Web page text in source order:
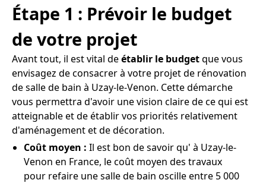
Étape 1 : Prévoir le budget
de votre projet
Avant tout, il est vital deétablir le budgetque vous
envisagez de consacrer à votre projet de rénovation
de salle de bain à Uzay-le-Venon. Cette démarche
vous permettra d'avoir une vision claire de ce qui est
atteignable et de établir vos priorités relativement
d'aménagement et de décoration.
Coût moyen : Il est bon de savoir qu' à Uzay-le-
Venon en France, le coût moyen des travaux
pour refaire une salle de bain oscille entre 5 000